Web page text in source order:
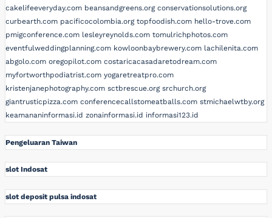
cakelifeeveryday.com beansandgreens.org conservationsolutions.org
curbearth.com pacificocolombia.org topfoodish.com hello-trove.com
pmigconference.com lesleyreynolds.com tomulrichphotos.com
eventfulweddingplanning.com kowloonbaybrewery.com lachilenita.com
abgolo.com oregopilot.com costaricacasadaretodream.com
myfortworthpodiatrist.com yogaretreatpro.com
kristenjanephotography.com sctbrescue.org srchurch.org
giantrusticpizza.com conferencecallstomeatballs.com stmichaelwtby.org
keamananinformasi.id zonainformasi.id informasi123.id
Pengeluaran Taiwan
slot Indosat
slot deposit pulsa indosat